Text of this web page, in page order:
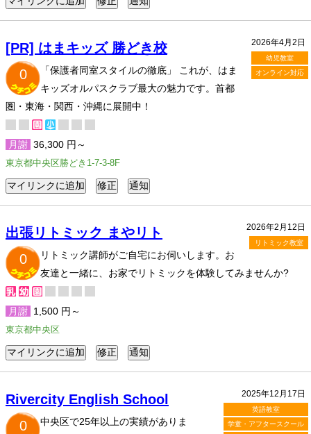
2026年4月2日
幼児教室
オンライン対応
[PR] はまキッズ 勝どき校
0
「保護者同室スタイルの徹底」 これが、はま
キッズオルパスクラブ最大の魅力です。首都
圏・東海・関西・沖縄に展開中！
月謝 36,300 円～
東京都中央区勝どき1-7-3-8F
2026年2月12日
リトミック教室
出張リトミック まやリト
0
リトミック講師がご自宅にお伺いします。お
友達と一緒に、お家でリトミックを体験してみませんか?
月謝 1,500 円～
東京都中央区
2025年12月17日
英語教室
学童・アフタースクール
Rivercity English School
0
中央区で25年以上の実績がありま